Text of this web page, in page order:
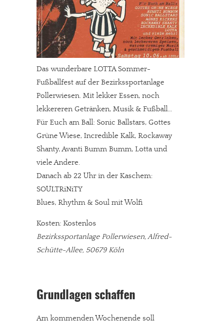
Das wunderbare LOTTA Sommer-
Fußballfest auf der Bezirkssportanlage
Pollerwiesen. Mit lekker Essen, noch
lekkereren Getränken, Musik & Fußball…
Für Euch am Ball: Sonic Ballstars, Gottes
Grüne Wiese, Incredible Kalk, Rockaway
Shanty, Avanti Bumm Bumm, Lotta und
viele Andere.
Danach ab 22 Uhr in der Kaschem:
SOULTRiNiTY
Blues, Rhythm & Soul mit Wolfi
Kosten: Kostenlos
Bezirkssportanlage Pollerwiesen, Alfred-
Schütte-Allee, 50679 Köln
Grundlagen schaffen
Am kommenden Wochenende soll